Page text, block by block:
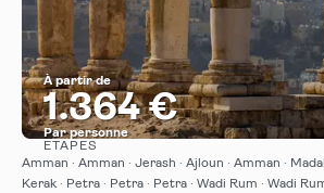
À partir de
1.364 €
Par personne
Afficher
ÉTAPES
Amman · Amman · Jerash · Ajloun · Amman ·
Kerak · Petra · Petra · Petra · Wadi Rum · Wadi